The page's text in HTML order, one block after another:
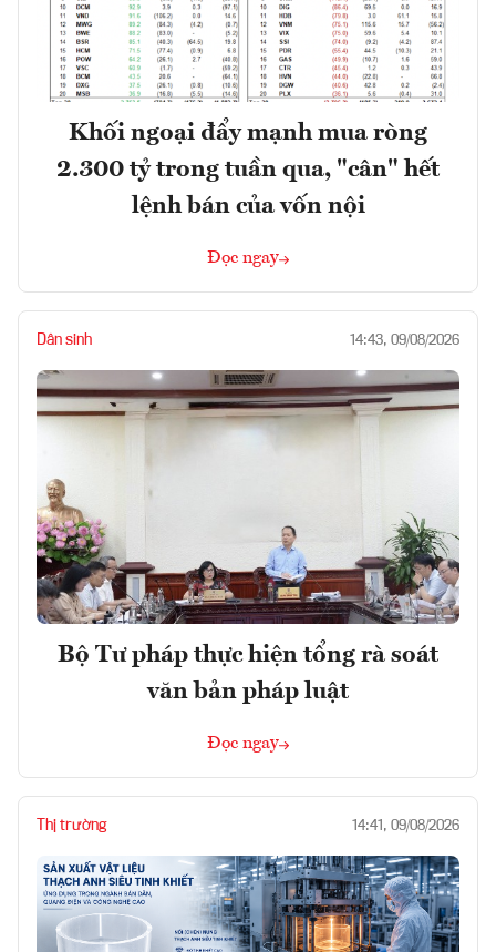
Khối ngoại đẩy mạnh mua ròng
2.300 tỷ trong tuần qua, "cân" hết
lệnh bán của vốn nội
Đọc ngay
Dân sinh 14:43, 09/08/2026
Bộ Tư pháp thực hiện tổng rà soát
văn bản pháp luật
Đọc ngay
Thị trường 14:41, 09/08/2026